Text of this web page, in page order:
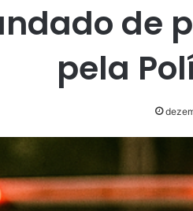
de
pela